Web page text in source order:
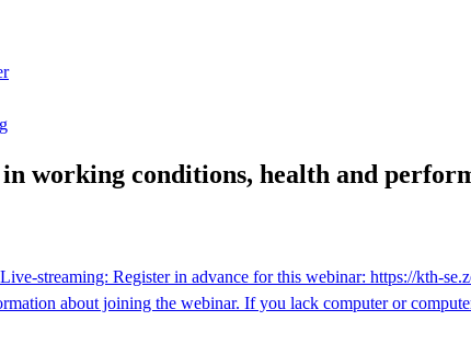
in working conditions, health and
streaming: Register in advance for this webinar: https://
about joining the webinar. If you lack computer or